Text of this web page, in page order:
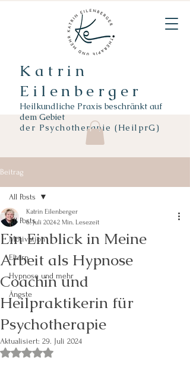
Katrin
Eilenberger
Heilkundliche Praxis beschränkt auf
dem Gebiet
der Psychotherapie (HeilprG)
Beitrag
All Posts
Motivation
Eltern
Hypnose und mehr
Ängste
All Posts
Ein Einblick in Meine
Arbeit als Hypnose
Coachin und
Heilpraktikerin für
Psychotherapie
Katrin Eilenberger
6. Juli 20242 Min. Lesezeit
Aktualisiert: 29. Juli 2024
Mit NaN von 5 Sternen bewertet.